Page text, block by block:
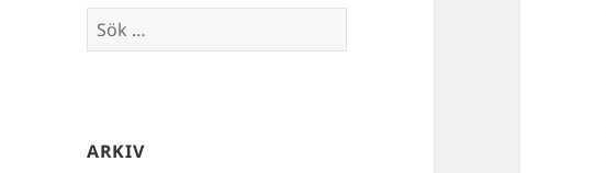
Sök
efter:
ARKIV